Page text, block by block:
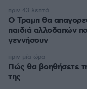
Ο Τραμπ θα
παιδιά αλλοδαπών
γεννήσουν
πριν 43 λεπτά
Πώς θα βοηθήσετε
της
πριν μία ώρα